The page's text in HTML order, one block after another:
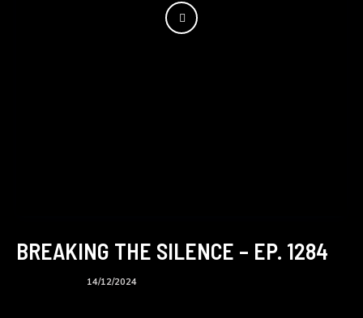
BREAKING THE SILENCE – EP. 1284
14/12/2024